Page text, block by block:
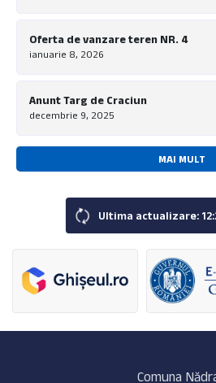
Oferta de vanzare teren NR. 4
ianuarie 8, 2026
Anunt Targ de Craciun
decembrie 9, 2025
MAI MULT
Ultima actualizare:
Comuna